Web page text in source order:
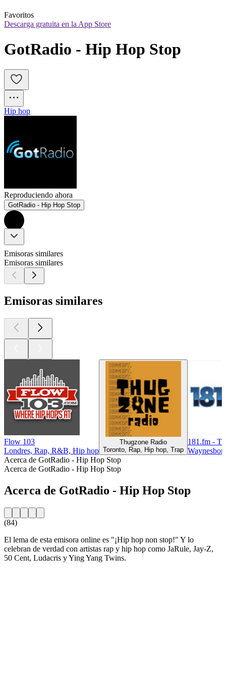
Favoritos
Descarga gratuita en la App Store
GotRadio - Hip Hop Stop
Hip hop
Reproduciendo ahora
GotRadio - Hip Hop Stop
Emisoras similares
Emisoras similares
Emisoras similares
Flow 103
Londres, Rap, R&B, Hip hop
Thugzone Radio
Toronto, Rap, Hip hop, Trap
181.fm -
Acerca de GotRadio - Hip Hop Stop
Acerca de GotRadio - Hip Hop Stop
Acerca de GotRadio - Hip Hop Stop
(84)
El lema de esta emisora online es "¡Hip hop non stop!" Y lo
celebran de verdad con artistas rap y hip hop como JaRule, Jay-Z,
50 Cent, Ludacris y Ying Yang Twins.